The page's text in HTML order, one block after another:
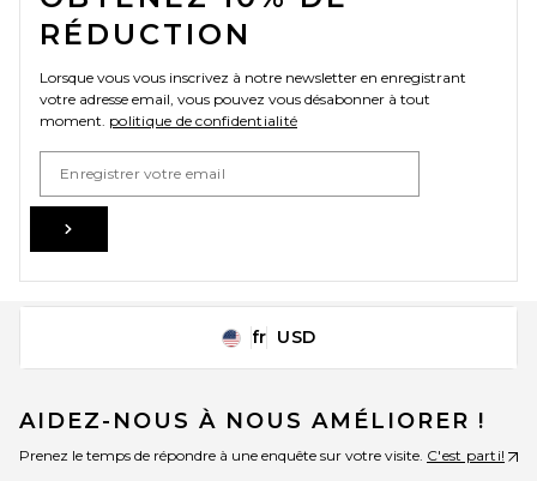
RÉDUCTION
Lorsque vous vous inscrivez à notre newsletter en enregistrant
votre adresse email, vous pouvez vous désabonner à tout
moment. politique de confidentialité
Change Country Regions
fr USD
AIDEZ-NOUS À NOUS AMÉLIORER !
Prenez le temps de répondre à une enquête sur votre visite. C'est parti!